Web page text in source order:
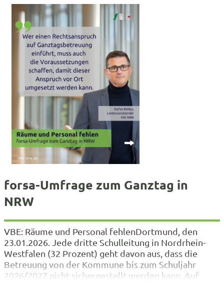
forsa-Umfrage zum Ganztag in
NRW
VBE: Räume und Personal fehlenDortmund, den
23.01.2026. Jede dritte Schulleitung in Nordrhein-
Westfalen (32 Prozent) geht davon aus, dass die
Betreuung von der Kommune bis zum Schuljahr
2026/2027 nicht sichergestellt werden kann. Auf